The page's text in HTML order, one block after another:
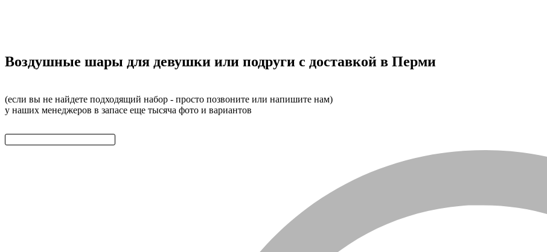
Воздушные шары для девушки или подруги с доставкой в Перми
(если вы не найдете подходящий набор - просто позвоните или напишите нам)
у наших менеджеров в запасе еще тысяча фото и вариантов